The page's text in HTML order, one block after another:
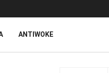
ANTIWOKE